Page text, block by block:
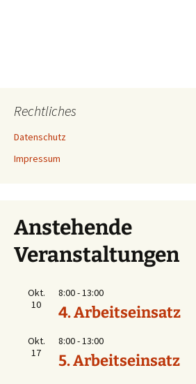
a
l
t
g
-
N
Rechtliches
Datenschutz
Impressum
Anstehende
Veranstaltungen
Okt.
10
8:00-13:00
4. Arbeitseinsatz
Okt.
17
8:00-13:00
5. Arbeitseinsatz